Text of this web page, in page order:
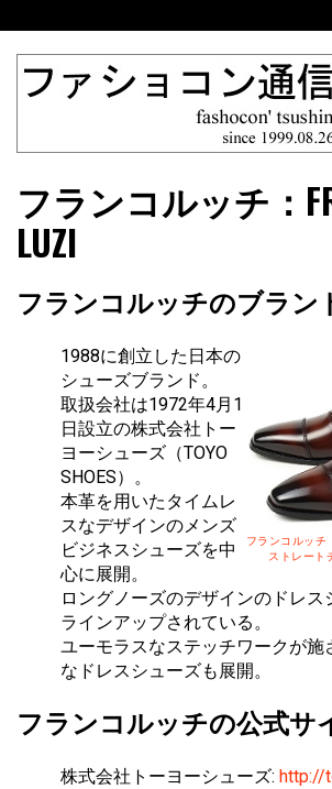
to
content
ファショコン通信
ッションとモードを分析するファッシ
フランコルッチ：
LUZI
フランコルッチのブラン
フランコルッチ
ストレート
1988に創立した日本の
シューズブランド。
取扱会社は1972年4月1
日設立の株式会社トー
ヨーシューズ（TOYO
SHOES）。
本革を用いたタイムレ
スなデザインのメンズ
ビジネスシューズを中
心に展開。
ロングノーズのデザインのドレス
ラインアップされている。
ユーモラスなステッチワークが施
なドレスシューズも展開。
フランコルッチの公式サ
株式会社トーヨーシューズ: http://